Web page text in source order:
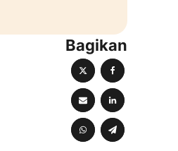
Bagikan